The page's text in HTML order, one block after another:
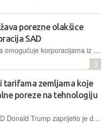
porezne olakšice
SAD
Odluka OECD-a omogućuje korporacijama iz SAD nastavak koristi od korištenja poreznih oaza izvan onoga što je dopušteno postojećim globalnim minimalnim poreznim standardom za tvrtke iz drugih zemalja
3
tarifama zemljama koje
poreze na tehnologiju
Predsjednik SAD Donald Trump zaprijetio je daljnjim carinama i ograničenjima izvoza zemljama za koje tvrdi da nepravedno ciljaju američke tehnološke tvrtke